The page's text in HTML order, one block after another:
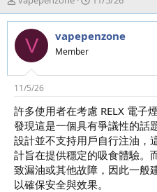
h
r
e
d
s
t
a
r
t
e
r
g
à
y
i
V vapepenzone
Member
11/5/26
許多使用者在考慮 RELX 電子
發現這是一個具有爭議性的話
設計並不支持用戶自行注油，
計旨在提供穩定的吸食體驗。
致漏油或其他故障，因此一般
以確保安全與效果。